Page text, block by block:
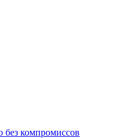
без компромиссов